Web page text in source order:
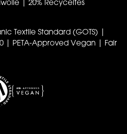
| 20% Recyceltes
Textile Standard (GOTS) |
| PETA-Approved Vegan | Fair